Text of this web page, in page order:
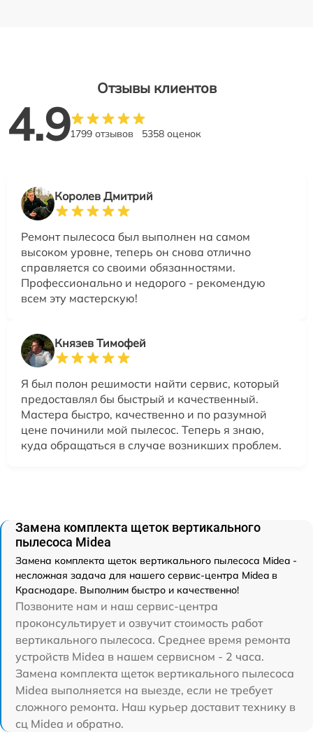
Отзывы клиентов
4.91799 отзывов 5358 оценок
Королев Дмитрий
Ремонт пылесоса был выполнен на самом
высоком уровне, теперь он снова отлично
справляется со своими обязанностями.
Профессионально и недорого - рекомендую
всем эту мастерскую!
Князев Тимофей
Я был полон решимости найти сервис, который
предоставлял бы быстрый и качественный.
Мастера быстро, качественно и по разумной
цене починили мой пылесос. Теперь я знаю,
куда обращаться в случае возникших проблем.
Замена комплекта щеток вертикального
пылесоса Midea
Замена комплекта щеток вертикального пылесоса Midea -
несложная задача для нашего сервис-центра Midea в
Краснодаре. Выполним быстро и качественно!
Позвоните нам и наш сервис-центра
проконсультирует и озвучит стоимость работ
вертикального пылесоса. Среднее время ремонта
устройств Midea в нашем сервисном - 2 часа.
Замена комплекта щеток вертикального пылесоса
Midea выполняется на выезде, если не требует
сложного ремонта. Наш курьер доставит технику в
сц Midea и обратно.